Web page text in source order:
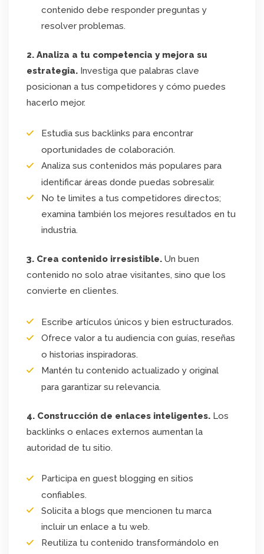
contenido debe responder preguntas y
resolver problemas.
2. Analiza a tu competencia y mejora su
estrategia. Investiga que palabras clave
posicionan a tus competidores y cómo puedes
hacerlo mejor.
Estudia sus backlinks para encontrar
oportunidades de colaboración.
Analiza sus contenidos más populares para
identificar áreas donde puedas sobresalir.
No te limites a tus competidores directos;
examina también los mejores resultados en tu
industria.
3. Crea contenido irresistible. Un buen
contenido no solo atrae visitantes, sino que los
convierte en clientes.
Escribe artículos únicos y bien estructurados.
Ofrece valor a tu audiencia con guías, reseñas
o historias inspiradoras.
Mantén tu contenido actualizado y original
para garantizar su relevancia.
4. Construcción de enlaces inteligentes. Los
backlinks o enlaces externos aumentan la
autoridad de tu sitio.
Participa en guest blogging en sitios
confiables.
Solicita a blogs que mencionen tu marca
incluir un enlace a tu web.
Reutiliza tu contenido transformándolo en